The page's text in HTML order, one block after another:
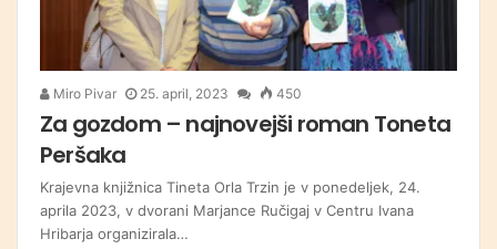
Miro Pivar 25. april, 2023 450
Za gozdom – najnovejši roman Toneta
Peršaka
Krajevna knjižnica Tineta Orla Trzin je v ponedeljek, 24.
aprila 2023, v dvorani Marjance Ručigaj v Centru Ivana
Hribarja organizirala…